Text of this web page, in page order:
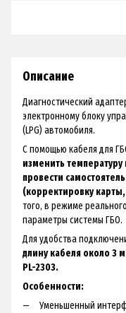
Описание
Диагностический
электронному блоку
(LPG) автомобиля.
С помощью кабеля для
изменить
провести
(корректировку
того, в режиме
параметры системы ГБО.
Для удобства
длину кабеля около 3
PL-2303.
Особенности:
Уменьшенный